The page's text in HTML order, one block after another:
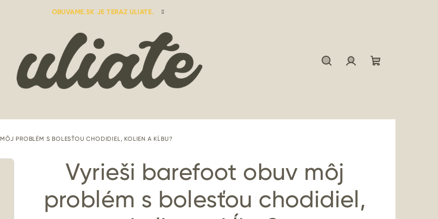
OBUVAME.SK JE TERAZ ULIATE.
PROBLÉM S BOLESŤOU CHODIDIEL, KOLIEN A KĹBU?
Vyrieši barefoot obuv môj
problém s bolesťou chodidiel,